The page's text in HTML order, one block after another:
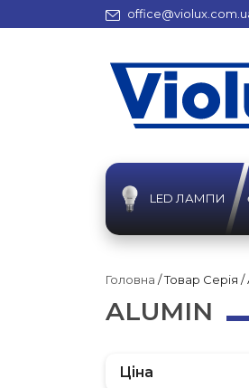
LED ЛАМПИ
Головна / Товар Серія /
ALUMIN
Ціна